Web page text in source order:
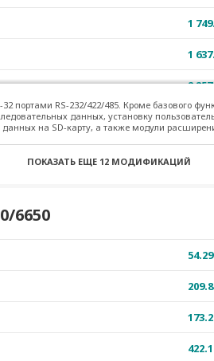
1
1
2
2
2
портами RS-232/422/485. Кроме базового
данных, установку
на SD-карту, а также модули
ПОКАЗАТЬ ЕЩЕ12 МОДИФИКАЦИЙ
6650